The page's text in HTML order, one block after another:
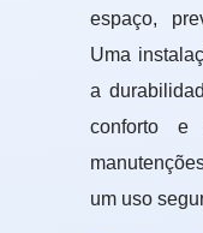
espaço,
Uma
a
conforto e
um uso